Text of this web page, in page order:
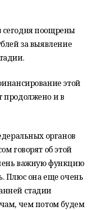
сегодня поощрены
за выявление
этой
продолжено и в
органов
говорят об этой
важную функцию
Плюс она еще очень
стадии
чем потом будем